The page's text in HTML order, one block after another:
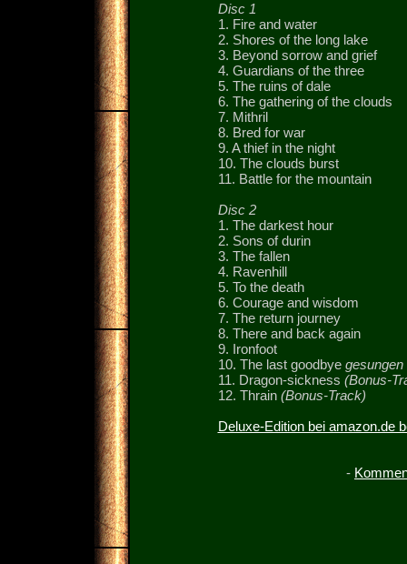
Disc 1
1. Fire and water
2. Shores of the long lake
3. Beyond sorrow and grief
4. Guardians of the three
5. The ruins of dale
6. The gathering of the clouds
7. Mithril
8. Bred for war
9. A thief in the night
10. The clouds burst
11. Battle for the mountain
Disc 2
1. The darkest hour
2. Sons of durin
3. The fallen
4. Ravenhill
5. To the death
6. Courage and wisdom
7. The return journey
8. There and back again
9. Ironfoot
10. The last goodbye
11. Dragon-sickness (Bonus-
12. Thrain (Bonus-Track)
Deluxe-Edition bei amazon.de
-